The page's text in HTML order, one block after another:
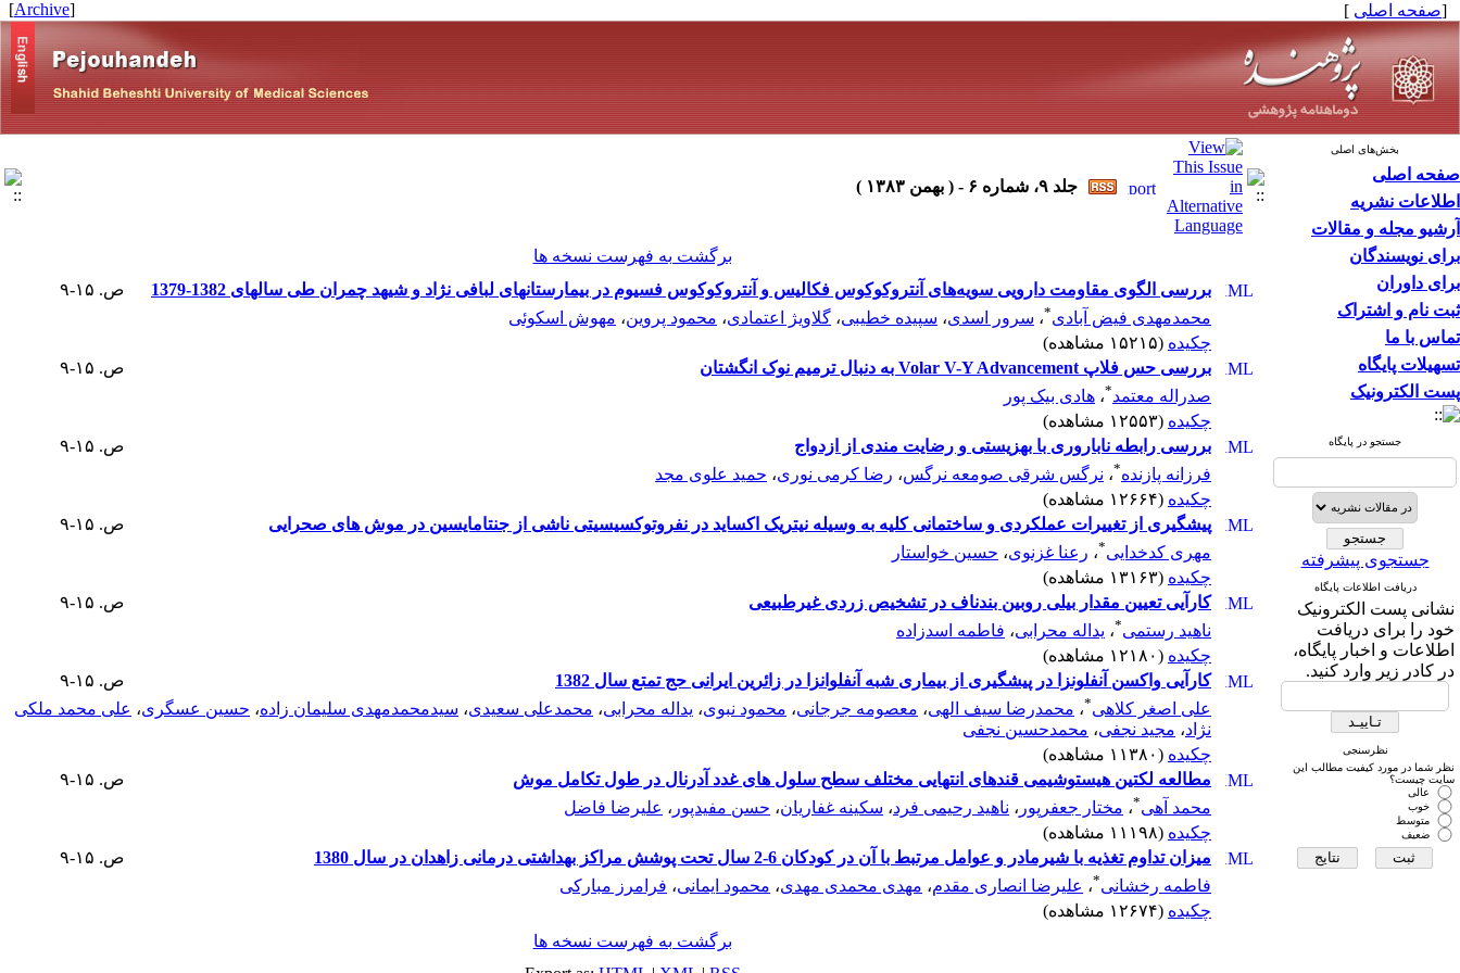
[صفحه اصلی ]
[
Archive
]
بخش‌های اصلی
صفحه اصلی
اطلاعات نشریه
آرشیو مجله و مقالات
برای نویسندگان
برای داوران
ثبت نام و اشتراک
تماس با ما
تسهیلات پایگاه
پست الکترونیک
جستجو در پایگاه
جستجوی پیشرفته
دریافت اطلاعات پایگاه
نشانی پست الکترونیک
خود را برای دریافت
اطلاعات و اخبار پایگاه،
در کادر زیر وارد کنید.
نظرسنجی
نظر شما در مورد کیفیت مطالب این
سایت چیست؟
عالی
خوب
متوسط
ضعیف
جلد ۹، شماره ۶ - ( بهمن ۱۳۸۳ )
برگشت به فهرست نسخه ها
بررسی الگوی مقاومت دارویی سویه‌های آنتروکوکوس فکالیس و آنتروکوکوس فسیوم در بیمارستانهای لبافی نژاد و شیهد چمران طی سالهای 1382-1379
ص. ۱۵-۹
محمدمهدی فیض آبادی*، سرور اسدی، سپیده خطیبی، گلاویژ اعتمادی، محمود پروین، مهوش اسکوئی
چکیده (۱۵۲۱۵ مشاهده)
بررسی حس فلاپ Volar V-Y Advancement به دنبال ترمیم نوک انگشتان
ص. ۱۵-۹
صدراله معتمد*، هادی بیک پور
چکیده (۱۲۵۵۳ مشاهده)
بررسی رابطه ناباروری با بهزیستی و رضایت مندی از ازدواج
ص. ۱۵-۹
فرزانه پازنده*، نرگس شرقی صومعه نرگس، رضا کرمی نوری، حمید علوی مجد
چکیده (۱۲۶۶۴ مشاهده)
پیشگیری از تغییرات عملکردی و ساختمانی کلیه به وسیله نیتریک اکساید در نفروتوکسیسیتی ناشی از جنتامایسین در موش های صحرایی
ص. ۱۵-۹
مهری کدخدایی*، رعنا غزنوی، حسین خواستار
چکیده (۱۳۱۶۳ مشاهده)
کارآیی تعیین مقدار بیلی روبین بندناف در تشخیص زردی غیرطبیعی
ص. ۱۵-۹
ناهید رستمی*، یداله محرابی، فاطمه اسدزاده
چکیده (۱۲۱۸۰ مشاهده)
کارآیی واکسن آنفلونزا در پیشگیری از بیماری شبه آنفلوانزا در زائرین ایرانی حج تمتع سال 1382
ص. ۱۵-۹
علی اصغر کلاهی*، محمدرضا سیف الهی، معصومه جرجانی، محمود نبوی، یداله محرابی، محمدعلی سعیدی، سیدمحمدمهدی سلیمان زاده، حسین عسگری، علی ‌محمد ملکی
‌نژاد، مجید نجفی، محمدحسین نجفی
چکیده (۱۱۳۸۰ مشاهده)
مطالعه لکتین هیستوشیمی قندهای انتهایی مختلف سطح سلول های غدد آدرنال در طول تکامل موش
ص. ۱۵-۹
محمد آهی*، مختار جعفرپور ، ناهید رحیمی فرد، سکینه غفاریان، حسن مفیدپور ، علیرضا فاضل
چکیده (۱۱۱۹۸ مشاهده)
میزان تداوم تغذیه با شیرمادر و عوامل مرتبط با آن در کودکان 6-2 سال تحت پوشش مراکز بهداشتی درمانی زاهدان در سال 1380
ص. ۱۵-۹
فاطمه رخشانی*، علیرضا انصاری مقدم، مهدی محمدی مهدی، محمود ایمانی، فرامرز مبارکی
چکیده (۱۲۶۷۴ مشاهده)
برگشت به فهرست نسخه ها